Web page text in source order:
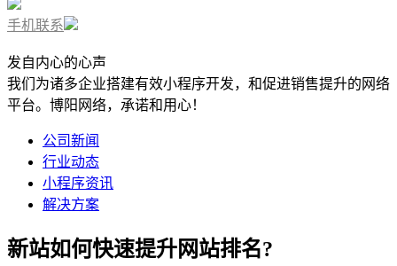
手机联系
发自内心的心声
我们为诸多企业搭建有效小程序开发，和促进销售提升的网络
平台。博阳网络，承诺和用心！
公司新闻
行业动态
小程序资讯
解决方案
新站如何快速提升网站排名?